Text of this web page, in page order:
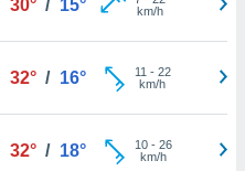
30° / 15°
km/h
32° / 16° 11 - 22
km/h
32° / 18° 10- 26
km/h